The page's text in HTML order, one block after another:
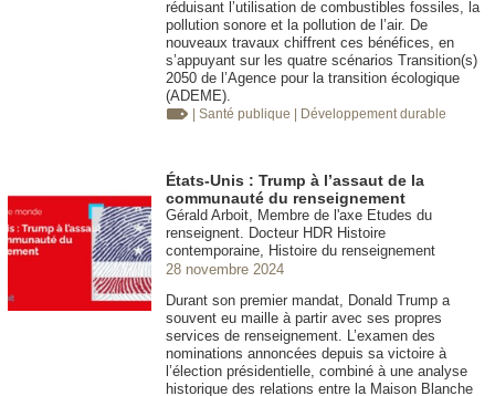
réduisant l’utilisation de combustibles fossiles, la
pollution sonore et la pollution de l’air. De
nouveaux travaux chiffrent ces bénéfices, en
s’appuyant sur les quatre scénarios Transition(s)
2050 de l’Agence pour la transition écologique
(ADEME).
| Santé publique | Développement durable
États-Unis : Trump à l’assaut de la
communauté du renseignement
Gérald Arboit, Membre de l'axe Etudes du
renseignent. Docteur HDR Histoire
contemporaine, Histoire du renseignement
28 novembre 2024
Durant son premier mandat, Donald Trump a
souvent eu maille à partir avec ses propres
services de renseignement. L’examen des
nominations annoncées depuis sa victoire à
l’élection présidentielle, combiné à une analyse
historique des relations entre la Maison Blanche